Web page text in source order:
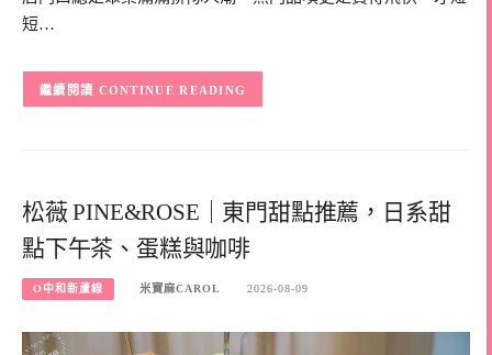
短…
CONTINUE READING
松薇 PINE&ROSE｜東門甜點推薦，日系甜
點下午茶、蛋糕與咖啡
O中和新蘆線 米寶麻CAROL 2026-08-09